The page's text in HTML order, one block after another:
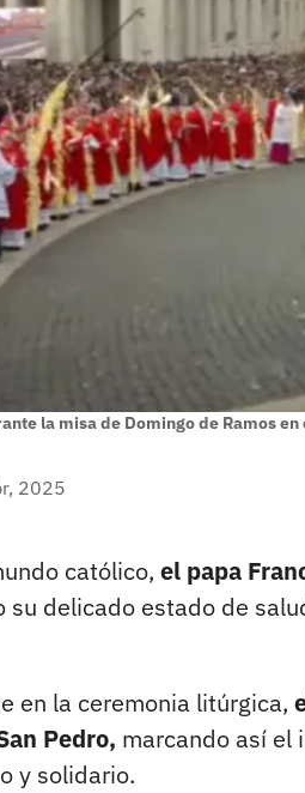
la misa de Domingo de Ramos en
2025
católico, el papa
su delicado estado de
en la ceremonia litúrgica,
Pedro, marcando así el
y solidario.